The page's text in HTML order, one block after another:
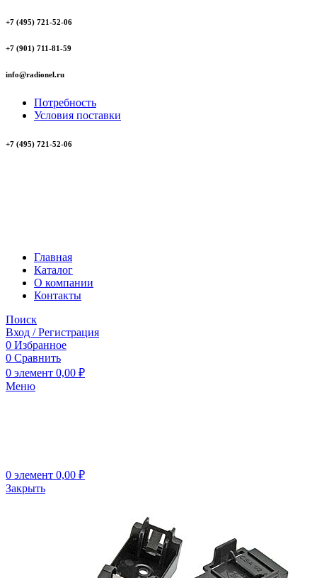
+7 (495) 721-52-06
+7 (901) 711-81-59
info@radionel.ru
Потребность
Условия поставки
+7 (495) 721-52-06
Главная
Каталог
О компании
Контакты
Поиск
Вход / Регистрация
0 Избранное
0 Сравнить
0 элемент 0,00 ₽
Меню
0 элемент 0,00 ₽
Закрыть